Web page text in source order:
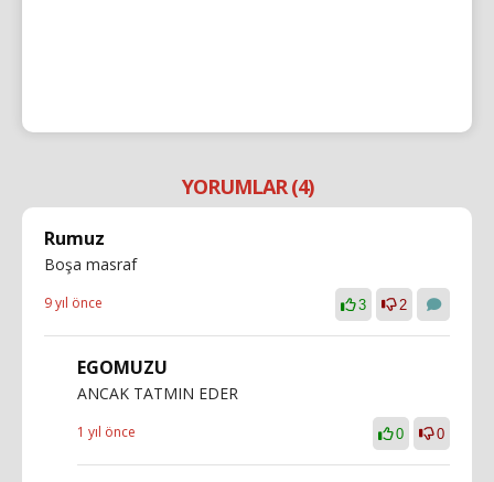
YORUMLAR (4)
Rumuz
Boşa masraf
9 yıl önce 3 2
EGOMUZU
ANCAK TATMIN EDER
1 yıl önce 0 0